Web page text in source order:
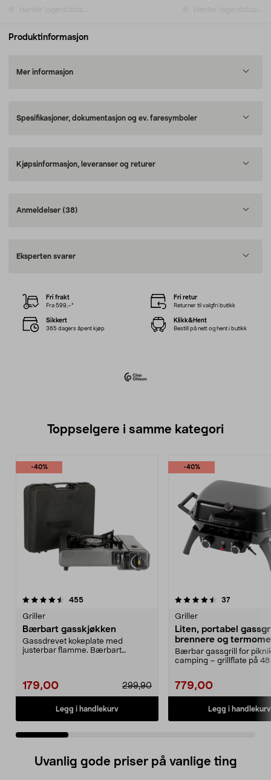
Produktinformasjon
Mer informasjon
Spesifikasjoner, dokumentasjon og ev. faresymboler
Kjøpsinformasjon, leveranser og returer
Anmeldelser (38)
Eksperten svarer
Fri frakt
Fra 599,–*
Fri retur
Returner til valgfri butikk
Sikkert
365 dagers åpent kjøp
Klikk&Hent
Bestill på nett og hent i butikk
Toppselgere i samme kategori
-40%
455anmeldelser
Griller
Bærbart gasskjøkken
Gassdrevet kokeplate med
justerbar flamme. Bærbart
179,00 299,90
Legg i handlekurv
-40%
4.5 av 5 stjerner 37
Griller
Liten, portabel
brennere og
Bærbar gassgrill for
camping – grillflate på 48
779,00
Legg i handlekurv
4.5 av 5 stjerner
Uvanlig gode priser på vanlige ting